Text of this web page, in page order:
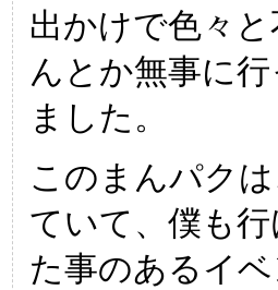
出かけで色々
んとか無事に
ました。
このまんパク
ていて、僕も
た事のあるイ